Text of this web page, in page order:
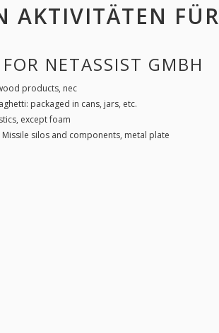
AKTIVITÄTEN FÜR
NETASSIST GMBH
products, nec
packaged in cans, jars, etc.
except foam
Missile silos and components, metal plate